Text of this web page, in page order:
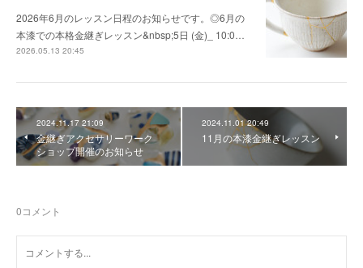
2026年6月のレッスン日程のお知らせです。◎6月の
本漆での本格金継ぎレッスン&nbsp;5日 (金)_ 10:0…
2026.05.13 20:45
2024.11.17 21:09
金継ぎアクセサリーワーク
ショップ開催のお知らせ
2024.11.01 20:49
11月の本漆金継ぎレッスン
0コメント